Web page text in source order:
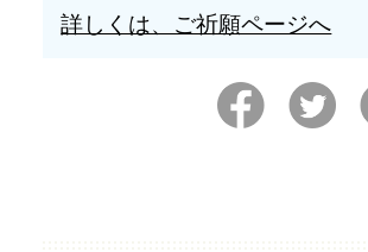
詳しくは、ご祈願ページへ